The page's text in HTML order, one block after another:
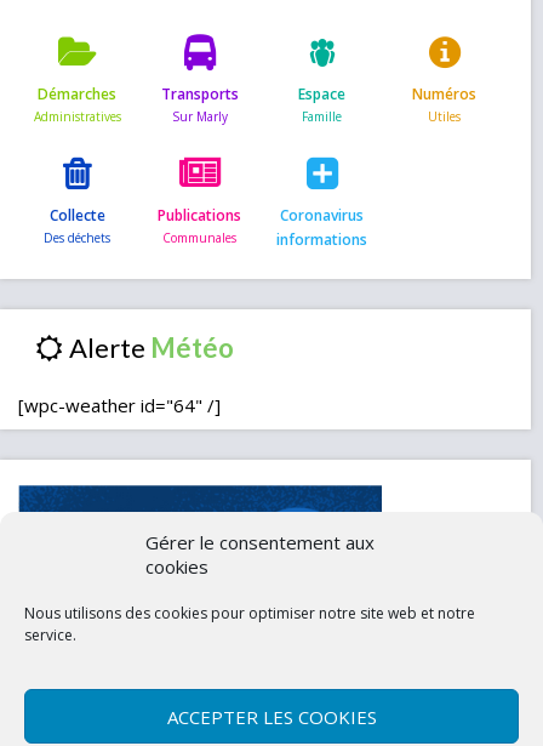
Gérer le consentement aux
cookies
Nous utilisons des cookies pour optimiser notre site web et notre
service.
ACCEPTER LES COOKIES
Démarches Transports Espace Numéros
Collecte Publications
Coronavirus
informations
Alerte
[wpc-weather id="64" /]